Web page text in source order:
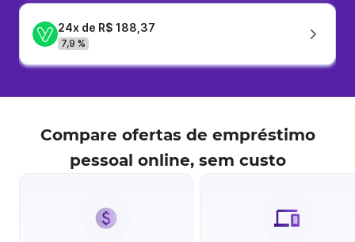
24x de R$ 188,37
7,9 %
Compare ofertas de empréstimo
pessoal online, sem custo